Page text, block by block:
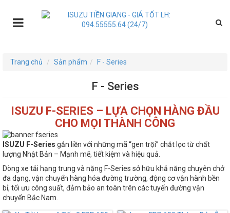
Trang chủ Sản phẩm F - Series
F - Series
ISUZU F-SERIES – LỰA CHỌN HÀNG ĐẦU
CHO MỌI THÀNH CÔNG
ISUZU F-Series gắn liền với những mã “gen trội” chắt lọc từ chất
lượng Nhật Bản – Mạnh mẽ, tiết kiệm và hiệu quả.
Dòng xe tải hạng trung và nặng F-Series sở hữu khả năng chuyên chở
đa dạng, vận chuyển hàng hóa đường trường, động cơ vận hành bền
bỉ, tối ưu công suất, đảm bảo an toàn trên các tuyến đường vận
chuyển Bắc Nam.